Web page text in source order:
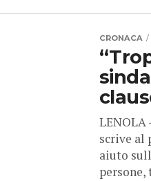
CRONACA
LENOLA
scrive al
aiuto
persone,